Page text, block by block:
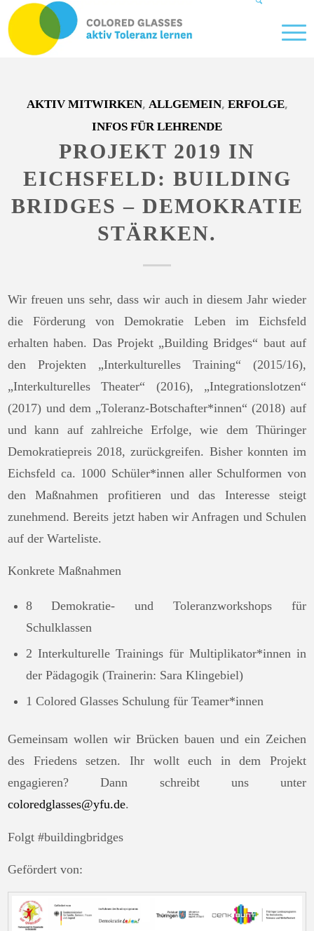
AKTIV MITWIRKEN, ALLGEMEIN, ERFOLGE,
INFOS FÜR LEHRENDE
PROJEKT 2019 IN
EICHSFELD: BUILDING
BRIDGES – DEMOKRATIE
STÄRKEN.
Wir freuen uns sehr, dass wir auch in diesem Jahr wieder
die Förderung von Demokratie Leben im Eichsfeld
erhalten haben. Das Projekt „Building Bridges“ baut auf
den Projekten „Interkulturelles Training“ (2015/16),
„Interkulturelles Theater“ (2016), „Integrationslotzen“
(2017) und dem „Toleranz-Botschafter*innen“ (2018) auf
und kann auf zahlreiche Erfolge, wie dem Thüringer
Demokratiepreis 2018, zurückgreifen. Bisher konnten im
Eichsfeld ca. 1000 Schüler*innen aller Schulformen von
den Maßnahmen profitieren und das Interesse steigt
zunehmend. Bereits jetzt haben wir Anfragen und Schulen
auf der Warteliste.
Konkrete Maßnahmen
8 Demokratie- und Toleranzworkshops für
Schulklassen
2 Interkulturelle Trainings für Multiplikator*innen in
der Pädagogik (Trainerin: Sara Klingebiel)
1 Colored Glasses Schulung für Teamer*innen
Gemeinsam wollen wir Brücken bauen und ein Zeichen
des Friedens setzen. Ihr wollt euch in dem Projekt
engagieren? Dann schreibt uns unter
coloredglasses@yfu.de.
Folgt #buildingbridges
Gefördert von: